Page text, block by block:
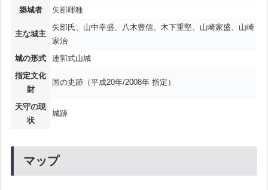
築城者
矢部暉種
主な城主
矢部氏、山中幸盛、八木豊信、木下重堅、山崎家盛、山崎
家治
城の形式
連郭式山城
指定文化
財
国の史跡（平成20年/2008年 指定）
天守の現
状
城跡
マップ